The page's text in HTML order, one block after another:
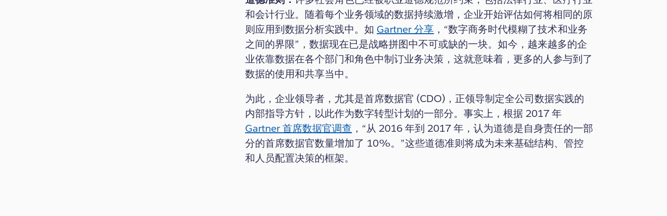
和会计行业。随着每个业务领域的数据持续激增，企业开始评估如何将相同的原
则应用到数据分析实践中。如 Gartner 分享 ，“数字商务时代模糊了技术和业务
之间的界限”，数据现在已是战略拼图中不可或缺的一块。如今，越来越多的企
业依靠数据在各个部门和角色中制订业务决策，这就意味着，更多的人参与到了
数据的使用和共享当中。
为此，企业领导者，尤其是首席数据官 (CDO)，正领导制定全公司数据实践的
内部指导方针，以此作为数字转型计划的一部分。事实上，根据 2017 年
Gartner 首席数据官调查 ，“从 2016 年到 2017 年，认为道德是自身责任的一部
分的首席数据官数量增加了 10%。”这些道德准则将成为未来基础结构、管控
和人员配置决策的框架。